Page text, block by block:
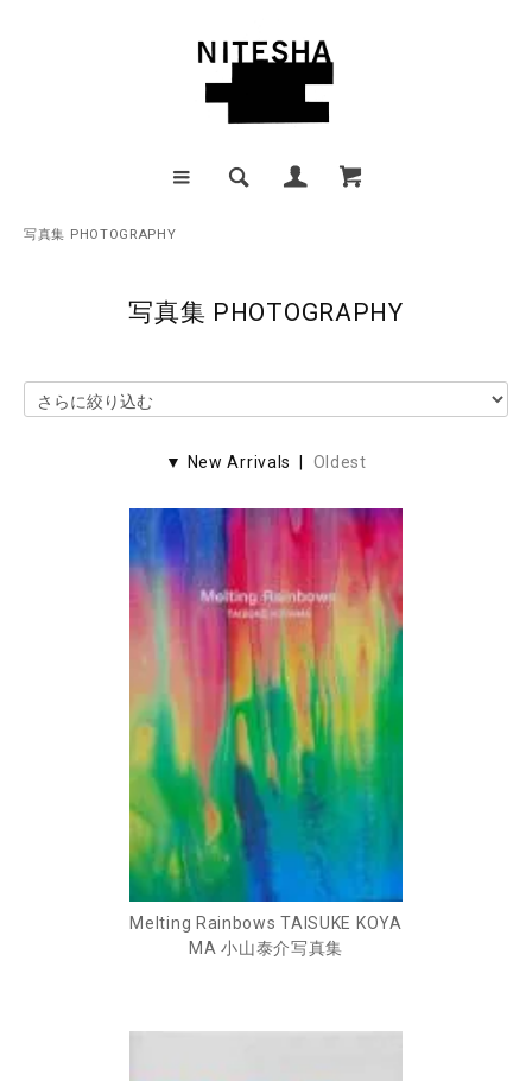
写真集 PHOTOGRAPHY
写真集 PHOTOGRAPHY
▼ New Arrivals | Oldest
Melting Rainbows TAISUKE KOYA
MA 小山泰介写真集